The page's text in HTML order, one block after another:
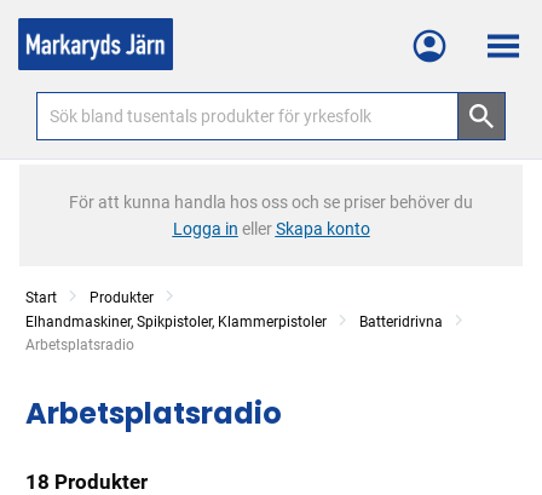
Meny
För att kunna handla hos oss och se priser behöver du
Logga in ellerSkapa konto
Start
Produkter
Elhandmaskiner, Spikpistoler, Klammerpistoler
Batteridrivna
Current:
Arbetsplatsradio
Arbetsplatsradio
18 Produkter